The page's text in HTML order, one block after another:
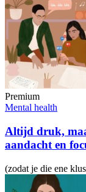
Premium
Mental health
Altijd druk,
aandacht en
(zodat je die ene